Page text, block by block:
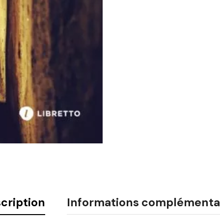
Informations